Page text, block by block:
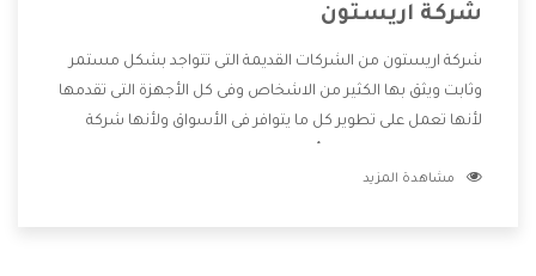
شركة اريستون
شركة اريستون من الشركات القديمة التى تتواجد بشكل مستمر
وثابت ويثق بها الكثير من الاشخاص وفى كل الأجهزة التى تقدمها
لأنها تعمل على تطوير كل ما يتوافر فى الأسواق ولأنها شركة
وتقدم للعملاء أقوى العروض والخصومات التى تسهل على
مشاهدة المزيد